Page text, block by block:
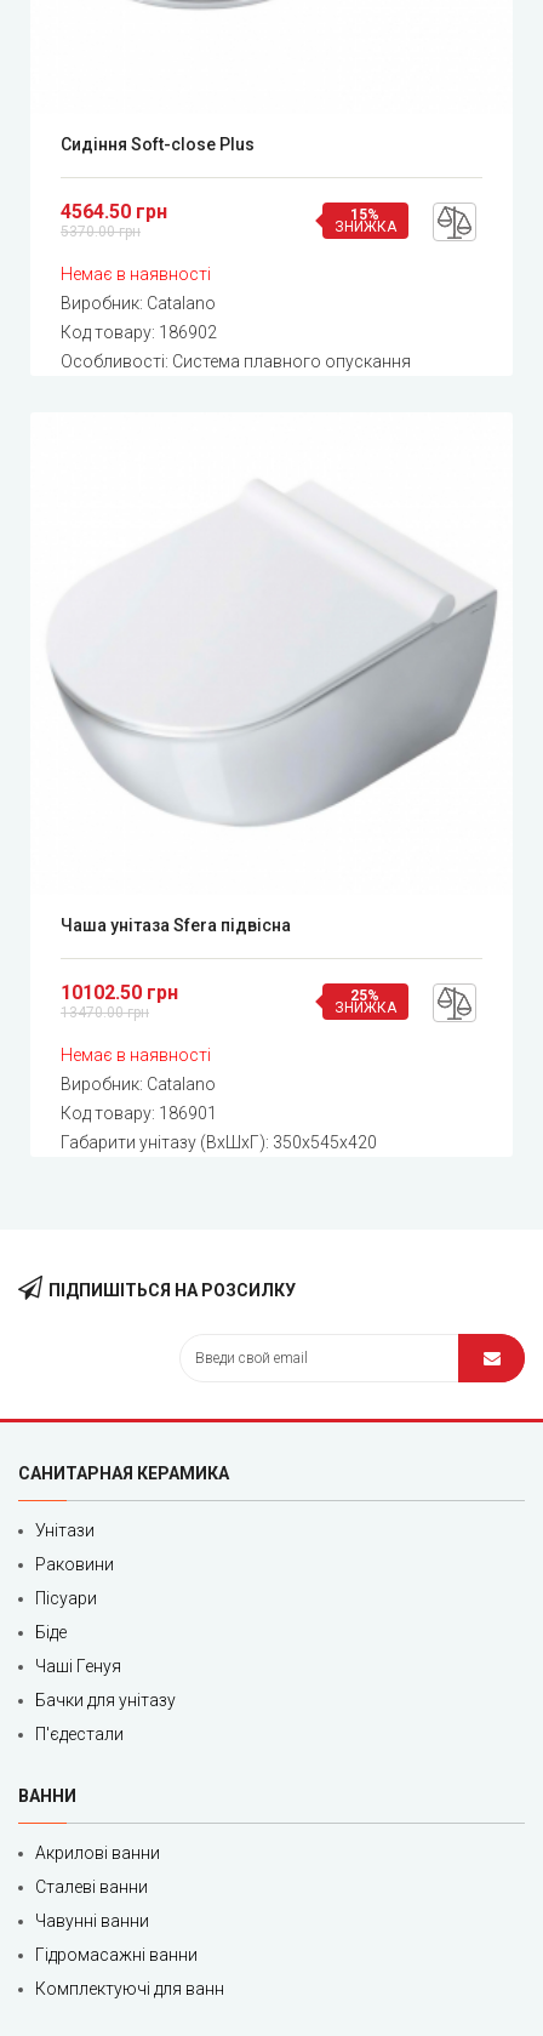
Сидіння Soft-close Plus
4564.50 грн
5370.00 грн
15%
ЗНИЖКА
Немає в наявності
Виробник: Catalano
Код товару: 186902
Особливості: Система плавного опускання
Чаша унітаза Sfera підвісна
10102.50 грн
13470.00 грн
25%
ЗНИЖКА
Немає в наявності
Виробник: Catalano
Код товару: 186901
Габарити унітазу (ВхШхГ): 350x545x420
ПІДПИШІТЬСЯ НА РОЗСИЛКУ
САНИТАРНАЯ КЕРАМИКА
Унітази
Раковини
Пісуари
Біде
Чаші Генуя
Бачки для унітазу
П'єдестали
ВАННИ
Акрилові ванни
Сталеві ванни
Чавунні ванни
Гідромасажні ванни
Комплектуючі для ванн